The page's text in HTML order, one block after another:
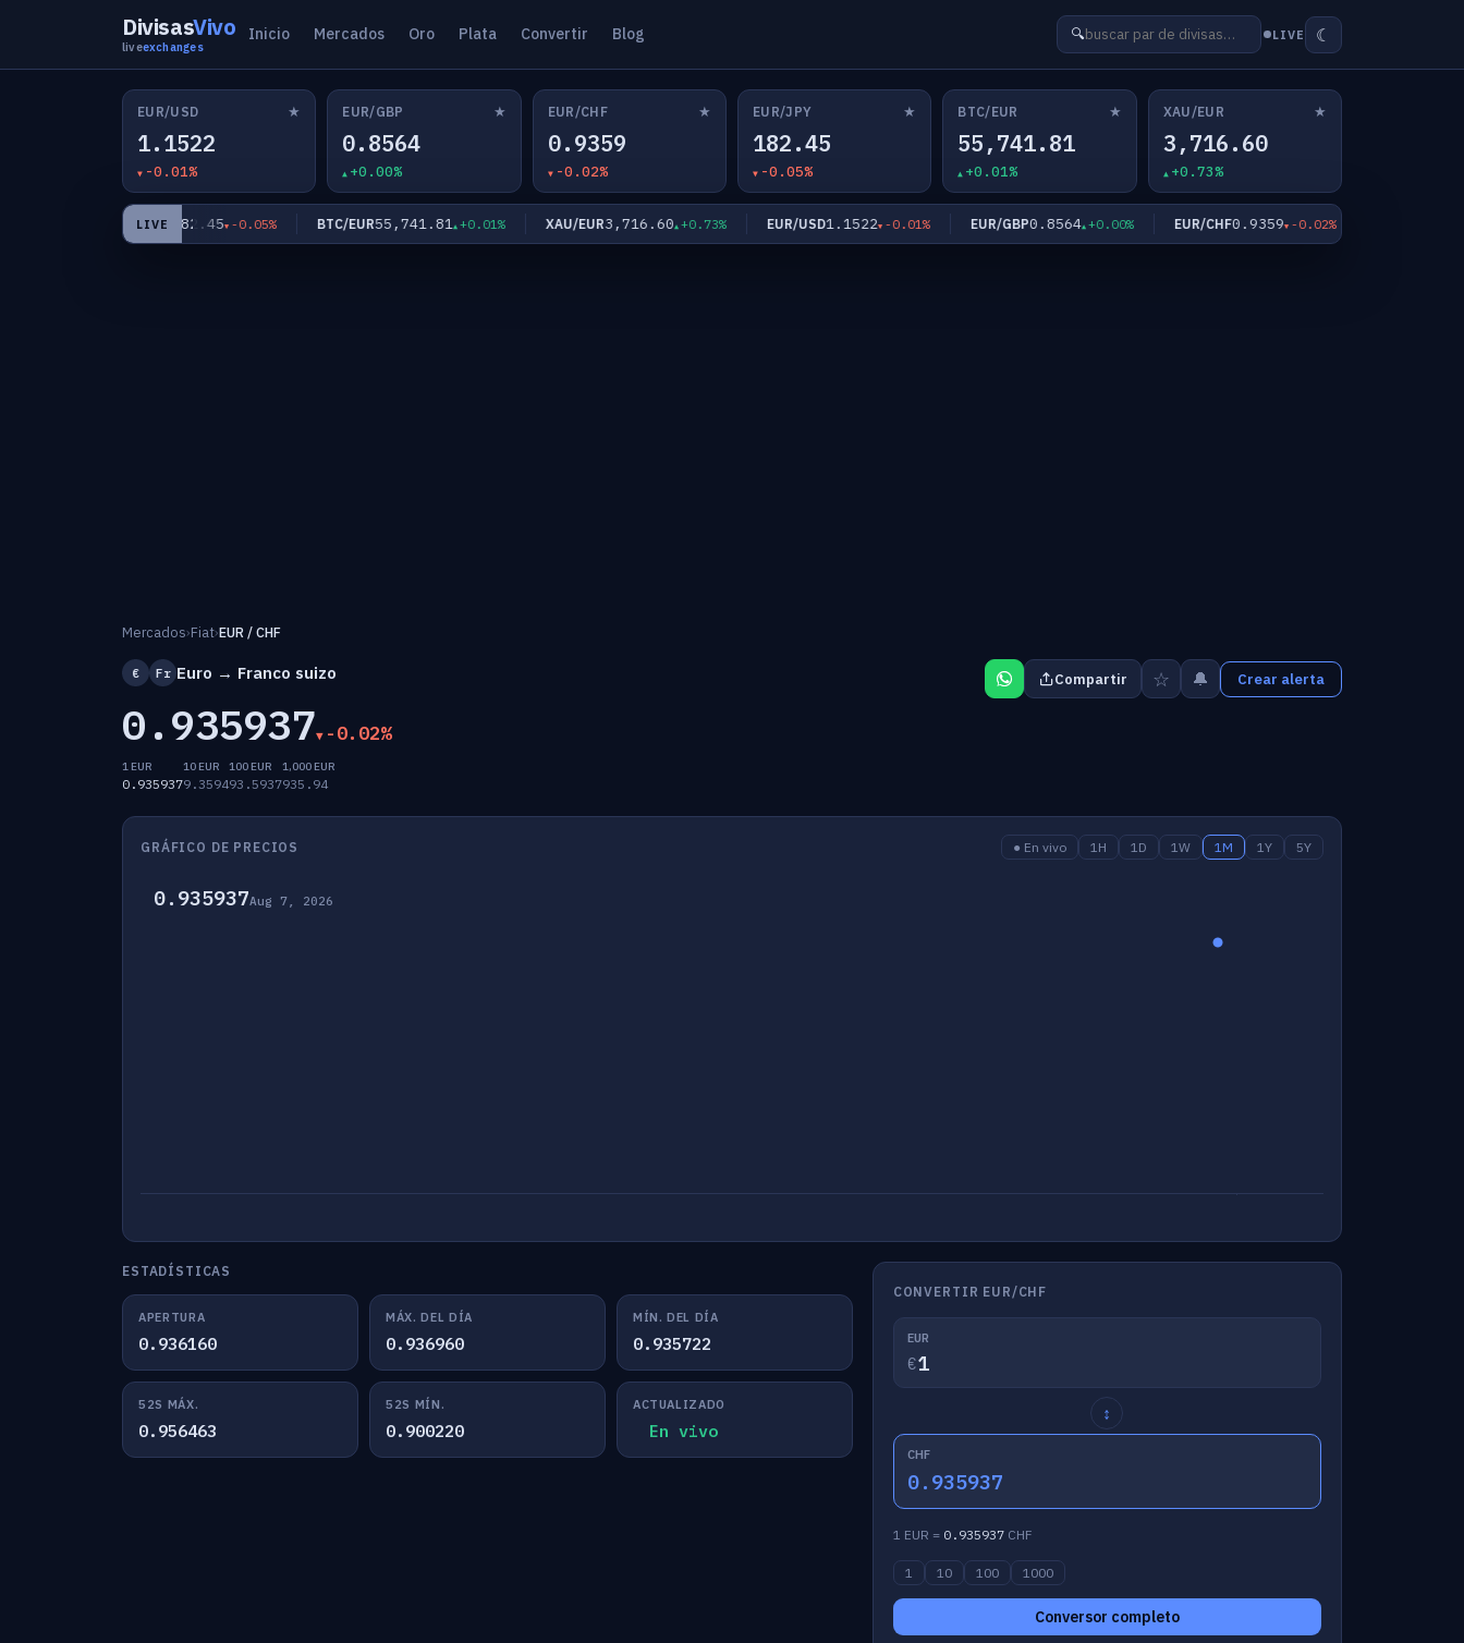
DivisasVivo
liveexchanges
Inicio Mercados Oro Plata Convertir Blog 🔍 LIVE ☾
EUR/USD ★
1.1522
-0.01%
EUR/GBP ★
0.8564
+0.00%
EUR/CHF ★
0.9359
-0.02%
EUR/JPY ★
182.45
-0.05%
BTC/EUR ★
55,741.81
+0.01%
XAU/EUR ★
3,716.60
+0.73%
LIVE
EUR/JPY182.45 -0.05% BTC/EUR55,741.81 +0.01% XAU/EUR3,716.60 +0.73% EUR/USD1.1522 -0.01% EUR/GBP0.8564 +0.00% EUR/CHF0.9359 -0.02%
Mercados›Fiat›EUR / CHF
€ Fr Euro → Franco suizo
0.935937 -0.02%
1 EUR
0.935937
10 EUR
9.3594
100 EUR
93.5937
1,000 EUR
935.94
Compartir ☆ 🔔 Crear alerta
GRÁFICO DE PRECIOS ● En vivo 1H 1D 1W 1M 1Y 5Y
0.935937Aug 7, 2026
ESTADÍSTICAS
APERTURA
0.936160
MÁX. DEL DÍA
0.936960
MÍN. DEL DÍA
0.935722
52S MÁX.
0.956463
52S MÍN.
0.900220
ACTUALIZADO
En vivo
CONVERTIR EUR/CHF
EUR
€
↕
CHF
0.935937
1 EUR = 0.935937CHF
1 10 100 1000
Conversor completo